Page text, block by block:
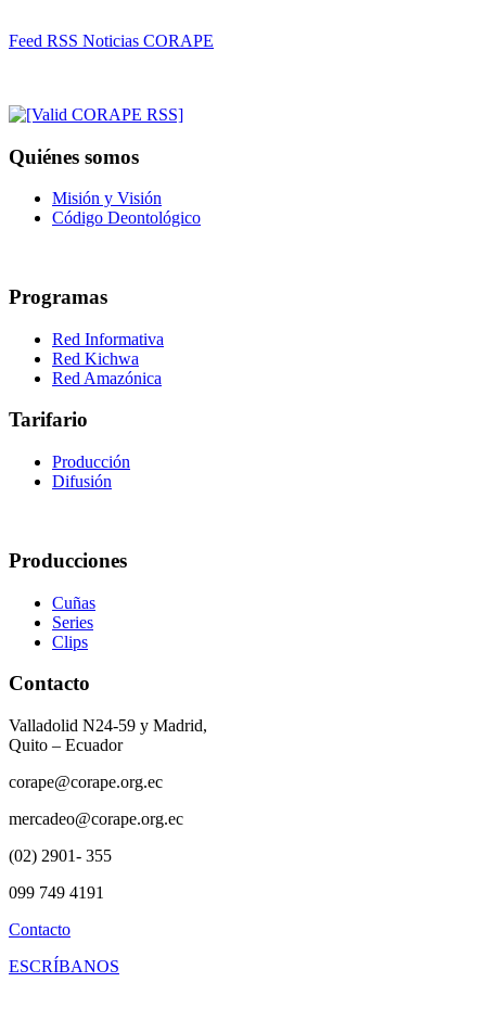
Feed RSS Noticias CORAPE
Quiénes somos
Misión y Visión
Código Deontológico
Programas
Red Informativa
Red Kichwa
Red Amazónica
Tarifario
Producción
Difusión
Producciones
Cuñas
Series
Clips
Contacto
Valladolid N24-59 y Madrid,
Quito – Ecuador
corape@corape.org.ec
mercadeo@corape.org.ec
(02) 2901- 355
099 749 4191
Contacto
ESCRÍBANOS